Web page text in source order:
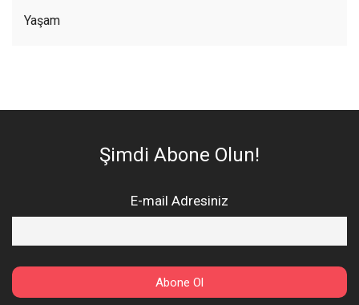
Yaşam
Şimdi Abone Olun!
E-mail Adresiniz